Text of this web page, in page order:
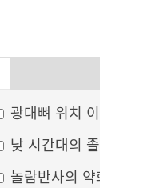
광대뼈 위치 이상
낮 시간대의 졸음
놀람반사의 약화